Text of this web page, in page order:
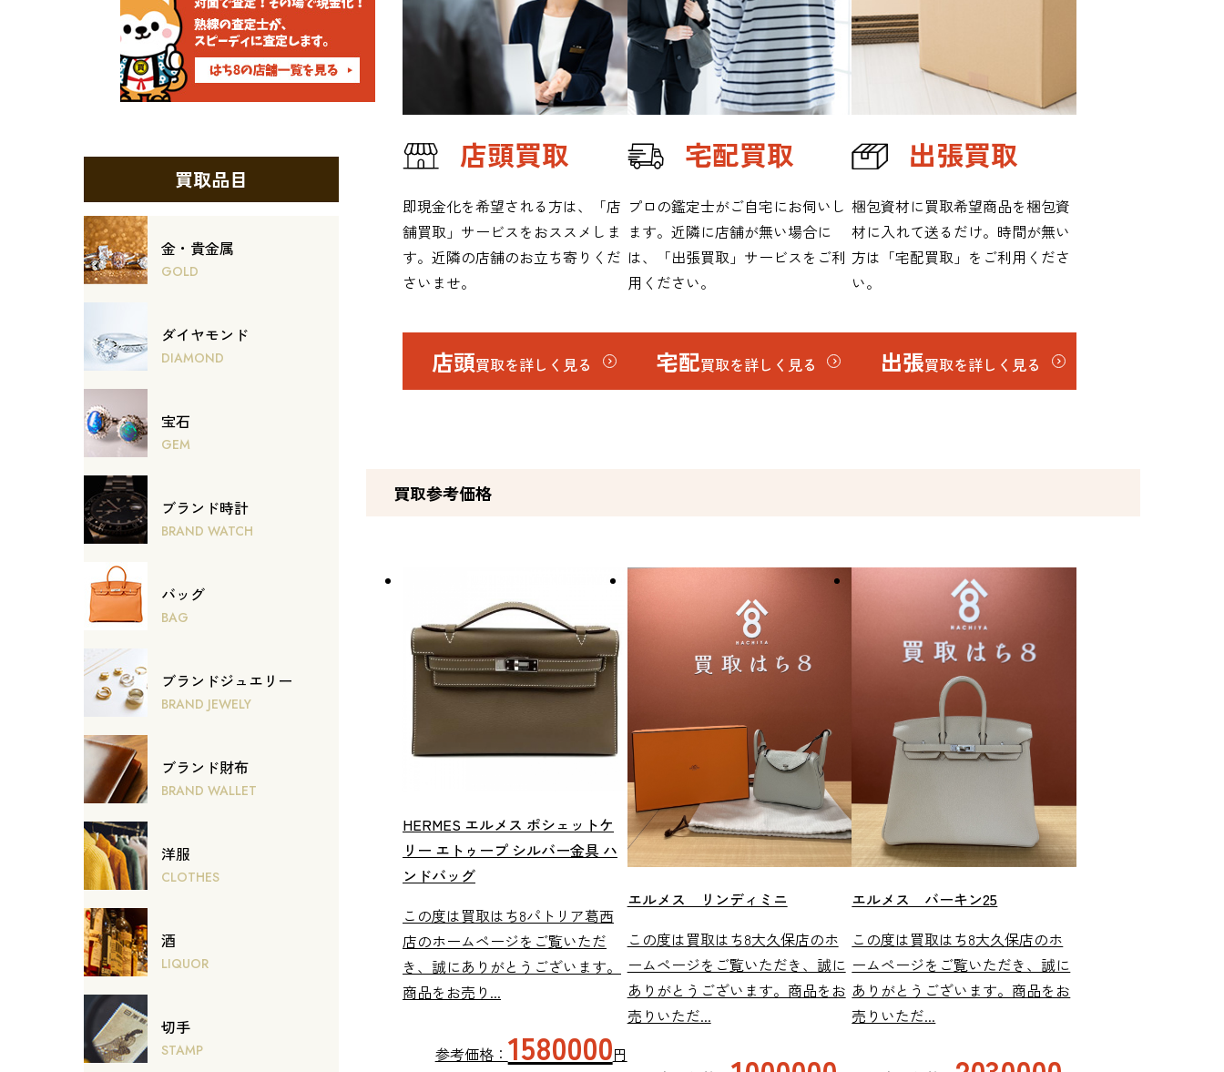
買取品目
金・貴金属
GOLD
ダイヤモンド
DIAMOND
宝石
GEM
ブランド時計
BRAND WATCH
バッグ
BAG
ブランドジュエリー
BRAND JEWELY
ブランド財布
BRAND WALLET
洋服
CLOTHES
酒
LIQUOR
切手
STAMP
店頭買取
即現金化を希望される方は、「店
舗買取」サービスをおススメしま
す。近隣の店舗のお立ち寄りくだ
さいませ。
店頭買取を詳しく見る
宅配買取
プロの鑑定士がご自宅にお伺いし
ます。近隣に店舗が無い場合に
は、「出張買取」サービスをご利
用ください。
宅配買取を詳しく見る
出張買取
梱包資材に買取希望商品を梱包資
材に入れて送るだけ。時間が無い
方は「宅配買取」をご利用くださ
い。
出張買取を詳しく見る
買取参考価格
HERMES エルメス ポシェットケ
リー エトゥープ シルバー金具 ハ
ンドバッグ
この度は買取はち8パトリア葛西
店のホームページをご覧いただ
き、誠にありがとうございます。
商品をお売り...
参考価格： 1580000円
エルメス リンディミニ
この度は買取はち8大久保店のホ
ームページをご覧いただき、誠に
ありがとうございます。商品をお
売りいただ...
エルメス バーキン25
この度は買取はち8大久保店のホ
ームページをご覧いただき、誠に
ありがとうございます。商品をお
売りいただ...